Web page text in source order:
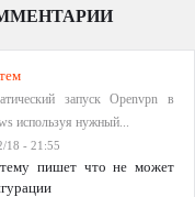
запуск Openvpn в
используя нужный...
18 - 21:55
пишет что не может